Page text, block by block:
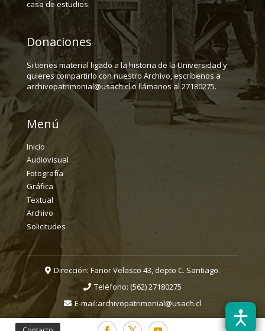
casa de estudios.
Donaciones
Si tienes material ligado a la historia de la Universidad y
quieres compartirlo con nuestro Archivo, escríbenos a
archivopatrimonial@usach.cl o llámanos al 27180275.
Menú
Inicio
Audiovisual
Fotografía
Gráfica
Textual
Archivo
Solicitudes
Dirección: Fanor Velasco 43, depto C. Santiago.
Teléfono: (562) 27180275
E-mail:archivopatrimonial@usach.cl